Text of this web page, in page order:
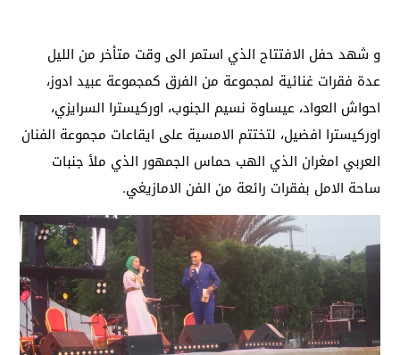
و شهد حفل الافتتاح الذي استمر الى وقت متأخر من الليل
عدة فقرات غنائية لمجموعة من الفرق كمجموعة عبيد ادوز،
احواش العواد، عيساوة نسيم الجنوب، اوركيسترا السرايزي،
اوركيسترا افضيل، لتختتم الامسية على ايقاعات مجموعة الفنان
العربي امغران الذي الهب حماس الجمهور الذي ملأ جنبات
ساحة الامل بفقرات رائعة من الفن الامازيغي.